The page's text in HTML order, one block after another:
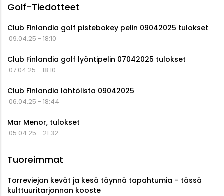
Golf-Tiedotteet
Club Finlandia golf pistebokey pelin 09042025 tulokset
09.04.25 - 18:10
Club Finlandia golf lyöntipelin 07042025 tulokset
07.04.25 - 18:10
Club Finlandia lähtölista 09042025
06.04.25 - 18:44
Mar Menor, tulokset
05.04.25 - 21:32
Tuoreimmat
Torreviejan kevät ja kesä täynnä tapahtumia – tässä
kulttuuritarjonnan kooste